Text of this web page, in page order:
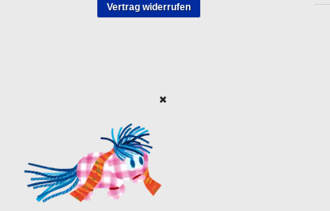
Vertrag widerrufen